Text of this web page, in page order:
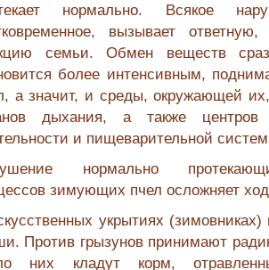
нормально. Всякое
вызывает
семьи. Обмен веществ
более интенсивным,
а значит, и среды, окружающей
дыхания, а также центров
и пищеварительной
нормально
зимующих пчел осложняет
укрытиях (зимовниках)
Против грызунов принимают
них кладут корм,